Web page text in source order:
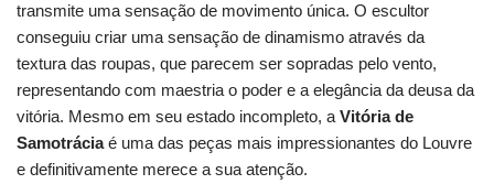
transmite uma sensação de movimento única. O escultor
conseguiu criar uma sensação de dinamismo através da
textura das roupas, que parecem ser sopradas pelo vento,
representando com maestria o poder e a elegância da deusa da
vitória. Mesmo em seu estado incompleto, a Vitória de
Samotráciaé uma das peças mais impressionantes do Louvre
e definitivamente merece a sua atenção.